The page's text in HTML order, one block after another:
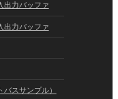
力バッファ
力バッファ
スサンプル）